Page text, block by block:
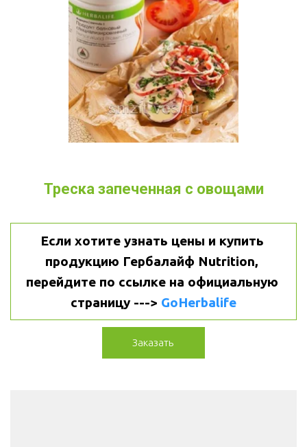
Треска запеченная с овощами
Если хотите узнать цены и купить
продукцию Гербалайф Nutrition,
перейдите по ссылке на официальную
страницу ---> GoHerbalife
Заказать